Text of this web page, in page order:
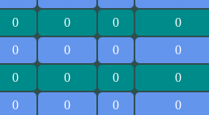
0 0 0
0
0 0 0
0
0 0 0
0
0 0 0
0